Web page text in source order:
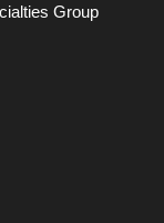
Group